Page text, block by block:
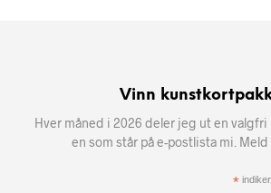
Vinn
Hver måned i 2026 deler jeg ut en
en som står på e-postlista mi.
*